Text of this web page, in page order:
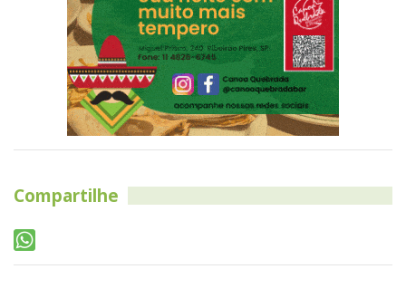
Compartilhe